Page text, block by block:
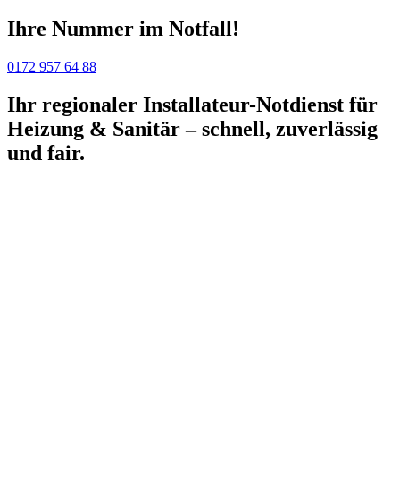
Ihre Nummer im Notfall!
0172 957 64 88
Ihr regionaler Installateur-Notdienst für
Heizung & Sanitär – schnell, zuverlässig
und fair.